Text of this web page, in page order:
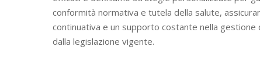
conformità normativa e tutela della salute,
continuativa e un supporto costante nella
dalla legislazione vigente.